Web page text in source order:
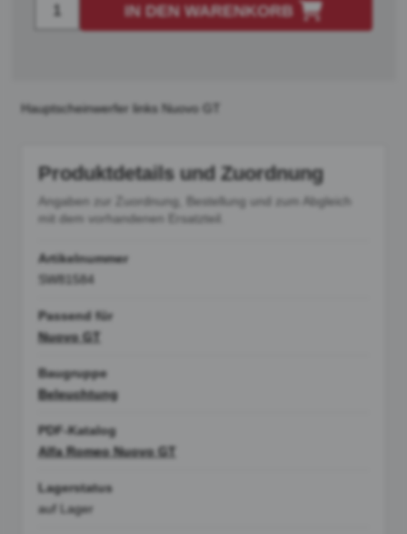
IN DEN WARENKORB
Hauptscheinwerfer links Nuovo GT
Produktdetails und Zuordnung
Angaben zur Zuordnung, Bestellung und zum Abgleich
mit dem vorhandenen Ersatzteil.
Artikelnummer
SW81584
Passend für
Nuovo GT
Baugruppe
Beleuchtung
PDF-Katalog
Alfa Romeo Nuovo GT
Lagerstatus
auf Lager